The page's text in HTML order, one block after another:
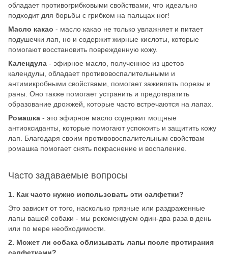
обладает противогрибковыми свойствами, что идеально
подходит для борьбы с грибком на пальцах ног!
Масло какао - масло какао не только увлажняет и питает
подушечки лап, но и содержит жирные кислоты, которые
помогают восстановить поврежденную кожу.
Календула - эфирное масло, полученное из цветов
календулы, обладает противовоспалительными и
антимикробными свойствами, помогает заживлять порезы и
раны. Оно также помогает устранить и предотвратить
образование дрожжей, которые часто встречаются на лапах.
Ромашка - это эфирное масло содержит мощные
антиоксиданты, которые помогают успокоить и защитить кожу
лап. Благодаря своим противовоспалительным свойствам
ромашка помогает снять покраснение и воспаление.
Часто задаваемые вопросы
1. Как часто нужно использовать эти салфетки?
Это зависит от того, насколько грязные или раздраженные
лапы вашей собаки - мы рекомендуем один-два раза в день
или по мере необходимости.
2. Может ли собака облизывать лапы после протирания
салфетками?